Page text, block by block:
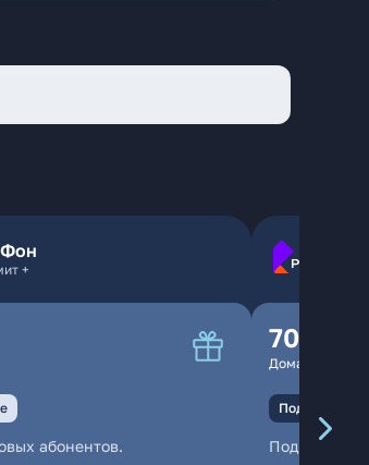
+
абонентов.
70
Домашний
Подключение